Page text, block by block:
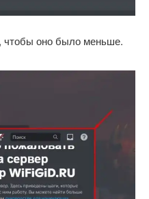
чтобы оно было меньше.